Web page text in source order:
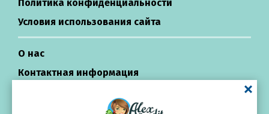
Политика конфиденциальности
Условия использования сайта
О нас
Контактная информация